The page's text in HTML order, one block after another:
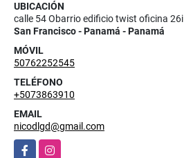
UBICACIÓN
calle 54 Obarrio edificio twist oficina 26i
San Francisco - Panamá - Panamá
MÓVIL
50762252545
TELÉFONO
+5073863910
EMAIL
nicodlgd@gmail.com
FacebookInstagram